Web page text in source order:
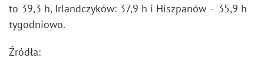
to 39,3 h, Irlandczyków: 37,9 h i Hiszpanów – 35,9 h
tygodniowo.
Źródła: